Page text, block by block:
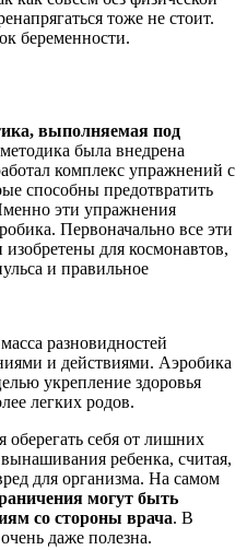
тоже не стоит.
беременности.
выполняемая под
была внедрена
комплекс упражнений с
способны предотвратить
эти упражнения
Первоначально все эти
для космонавтов,
и правильное
разновидностей
и действиями. Аэробика
укрепление здоровья
легких родов.
себя от лишних
ребенка, считая,
для организма. На самом
могут быть
со стороны врача. В
даже полезна.